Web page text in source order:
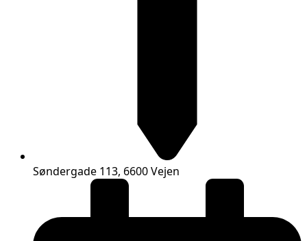
Søndergade 113, 6600 Vejen